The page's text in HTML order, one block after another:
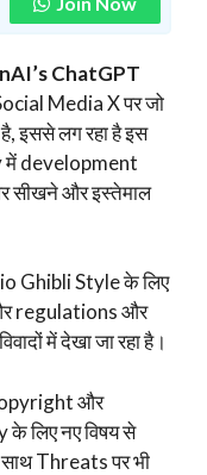
ChatGPT
Media X पर जो
है, इससे लग रहा है इस
development
सीखने और इस्तेमाल
Ghibli Style के लिए
regulations और
में देखा जा रहा है।
और
लिए नए विषय से
Threats पर भी